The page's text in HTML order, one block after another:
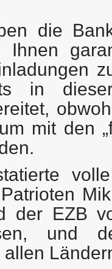
die
Ihnen
in
mit den
der EZB
und